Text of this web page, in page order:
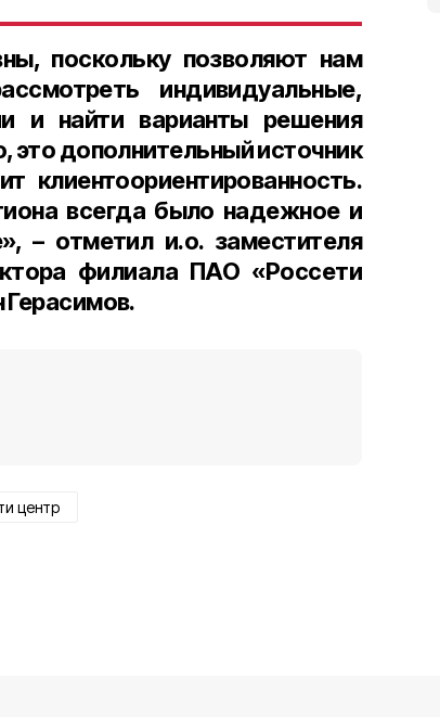
поскольку позволяют нам
индивидуальные,
и найти варианты решения
это дополнительный источник
клиентоориентированность.
всегда было надежное и
– отметил и.о. заместителя
филиала ПАО «Россети
Герасимов.
центр